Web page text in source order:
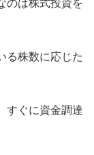
のは株式投資を
る株数に応じた
すぐに資金調達